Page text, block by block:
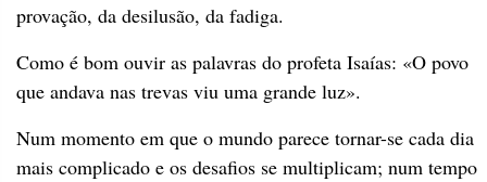
provação, da desilusão, da fadiga.
Como é bom ouvir as palavras do profeta Isaías: «O povo
que andava nas trevas viu uma grande luz».
Num momento em que o mundo parece tornar-se cada dia
mais complicado e os desafios se multiplicam; num tempo